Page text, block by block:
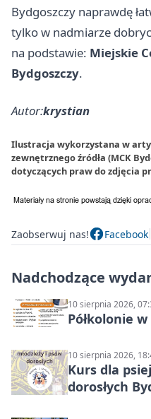
Bydgoszczy naprawdę
tylko w nadmiarze
na podstawie: Miejskie
Bydgoszczy.
Autor:krystian
Ilustracja wykorzystana w
zewnętrznego źródła (MCK
dotyczących praw do zdjęcia
Zaobserwuj nas! Facebook
Nadchodzące
10 sierpnia 2026,
Półkolonie
10 sierpnia 2026,
Kurs dla
dorosłych